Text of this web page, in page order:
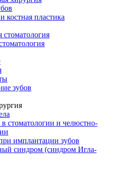
костная пластика
стоматология
зубов
стоматологии и челюстно-
имплантации зубов
синдром (синдром Игла-